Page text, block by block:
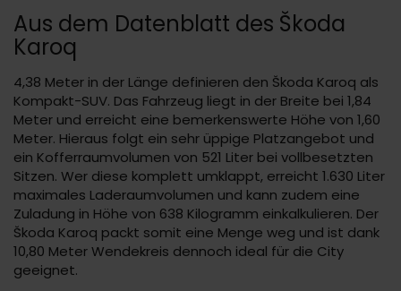
Aus dem Datenblatt des Škoda
Karoq
4,38 Meter in der Länge definieren den Škoda Karoq als
Kompakt-SUV. Das Fahrzeug liegt in der Breite bei 1,84
Meter und erreicht eine bemerkenswerte Höhe von 1,60
Meter. Hieraus folgt ein sehr üppige Platzangebot und
ein Kofferraumvolumen von 521 Liter bei vollbesetzten
Sitzen. Wer diese komplett umklappt, erreicht 1.630 Liter
maximales Laderaumvolumen und kann zudem eine
Zuladung in Höhe von 638 Kilogramm einkalkulieren. Der
Škoda Karoq packt somit eine Menge weg und ist dank
10,80 Meter Wendekreis dennoch ideal für die City
geeignet.